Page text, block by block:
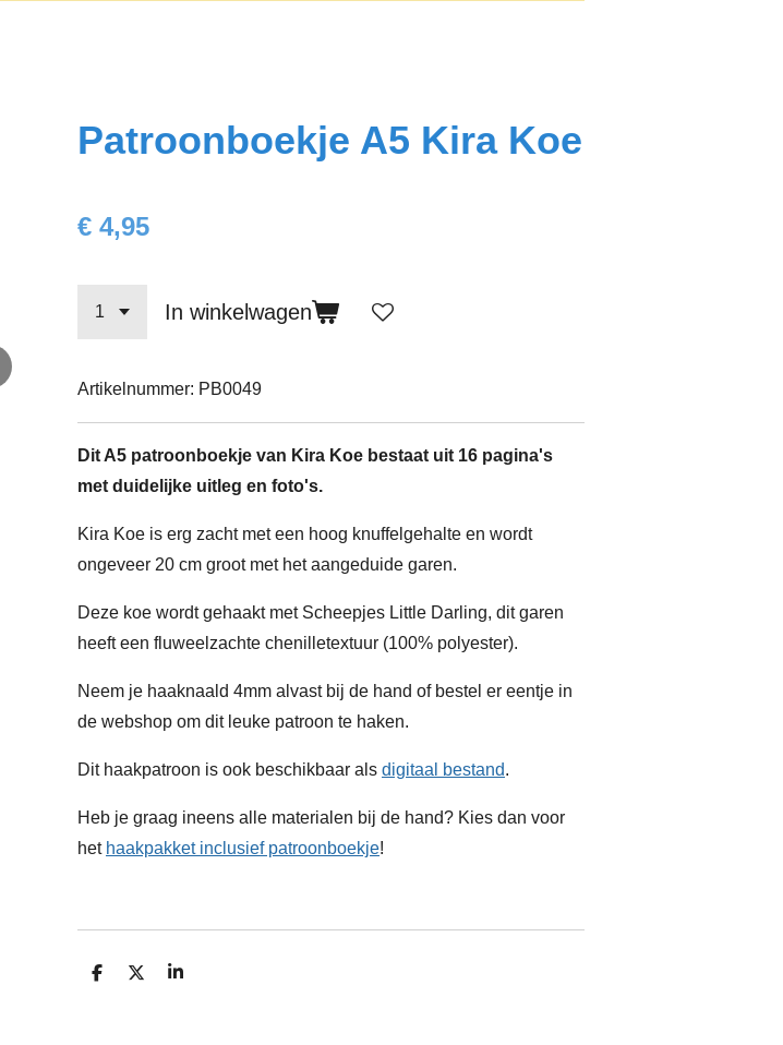
Patroonboekje A5 Kira Koe
€ 4,95
In winkelwagen
Artikelnummer: PB0049
Dit A5 patroonboekje van Kira Koe bestaat uit 16 pagina's
met duidelijke uitleg en foto's.
Kira Koe is erg zacht met een hoog knuffelgehalte en wordt
ongeveer 20 cm groot met het aangeduide garen.
Deze koe wordt gehaakt met Scheepjes Little Darling, dit garen
heeft een fluweelzachte chenilletextuur (100% polyester).
Neem je haaknaald 4mm alvast bij de hand of bestel er eentje in
de webshop om dit leuke patroon te haken.
Dit haakpatroon is ook beschikbaar als digitaal bestand.
Heb je graag ineens alle materialen bij de hand? Kies dan voor
het haakpakket inclusief patroonboekje!
D
D
S